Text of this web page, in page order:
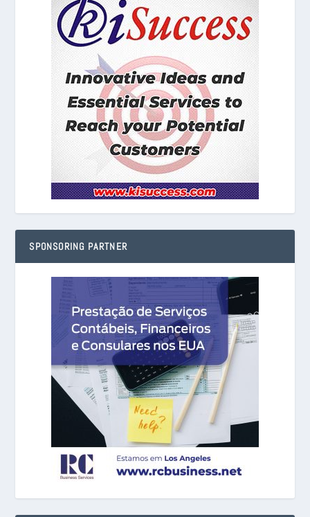
SPONSORING PARTNER